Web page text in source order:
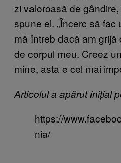
zi valoroasă de
spune el. „Încerc să
mă întreb dacă am
de corpul meu. Creez
mine, asta e cel mai
Articolul a apărut inițial
https://
nia/